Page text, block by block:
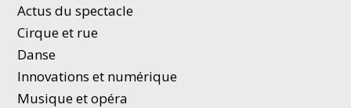
Actus du spectacle
Cirque et rue
Danse
Innovations et numérique
Musique et opéra